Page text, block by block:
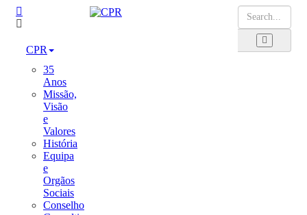
CPR
35
Anos
Missão,
Visão
e
Valores
História
Equipa
e
Orgãos
Sociais
Conselho